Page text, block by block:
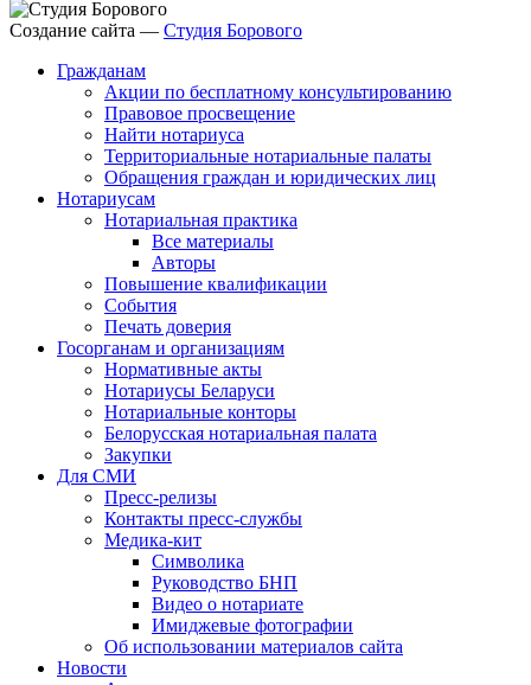
Создание сайта — Студия Борового
Гражданам
Акции по бесплатному консультированию
Правовое просвещение
Найти нотариуса
Территориальные нотариальные палаты
Обращения граждан и юридических лиц
Нотариусам
Нотариальная практика
Все материалы
Авторы
Повышение квалификации
События
Печать доверия
Госорганам и организациям
Нормативные акты
Нотариусы Беларуси
Нотариальные конторы
Белорусская нотариальная палата
Закупки
Для СМИ
Пресс-релизы
Контакты пресс-службы
Медика-кит
Символика
Руководство БНП
Видео о нотариате
Имиджевые фотографии
Об использовании материалов сайта
Новости